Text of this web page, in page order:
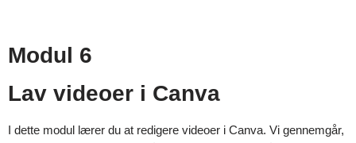
Modul 6
Lav videoer i Canva
I dette modul lærer du at redigere videoer i Canva. Vi gennemgår,